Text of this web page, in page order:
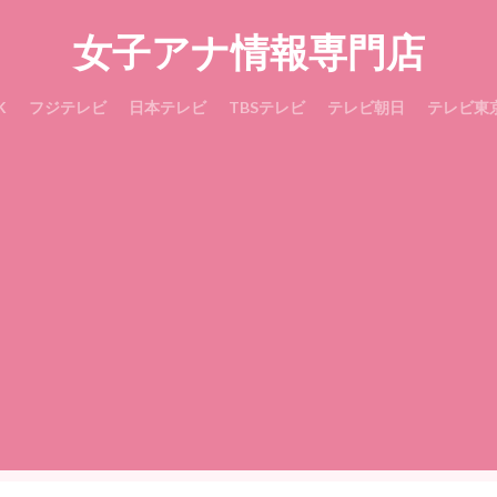
女子アナ情報専門店
フジテレビ 日本テレビ TBSテレビ テレビ朝日 テレビ東